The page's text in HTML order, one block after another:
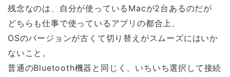
残念なのは、自分が使っているMacが2台あるのだが
どちらも仕事で使っているアプリの都合上、
OSのバージョンが古くて切り替えがスムーズにはいか
ないこと。
普通のBluetooth機器と同じく、いちいち選択して接続